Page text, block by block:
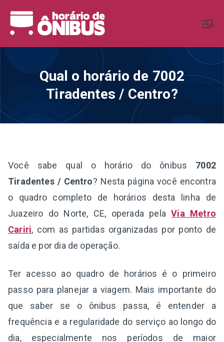
para
Ônibus BR
Horários de Ônibus de todo o
Qual o horário de 7002
Tiradentes / Centro?
Você sabe qual o horário do ônibus 7002
Tiradentes / Centro? Nesta página você encontra
o quadro completo de horários desta linha de
Juazeiro do Norte, CE, operada pelaVia Metro
Cariri, com as partidas organizadas por ponto de
saída e por dia de operação.
Ter acesso ao quadro de horários é o primeiro
passo para planejar a viagem. Mais importante do
que saber se o ônibus passa, é entender a
frequência e a regularidade do serviço ao longo do
dia, especialmente nos períodos de maior